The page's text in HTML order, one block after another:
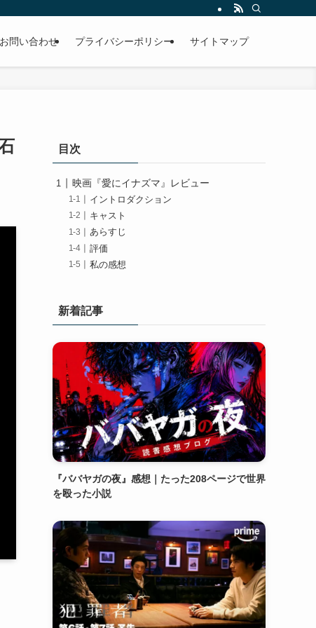
お問い合わせ プライバシーポリシー サイトマップ
目次
映画『愛にイナズマ』レビュー
イントロダクション
キャスト
あらすじ
評価
私の感想
新着記事
『ババヤガの夜』感想｜たった208ページで世界
を殴った小説